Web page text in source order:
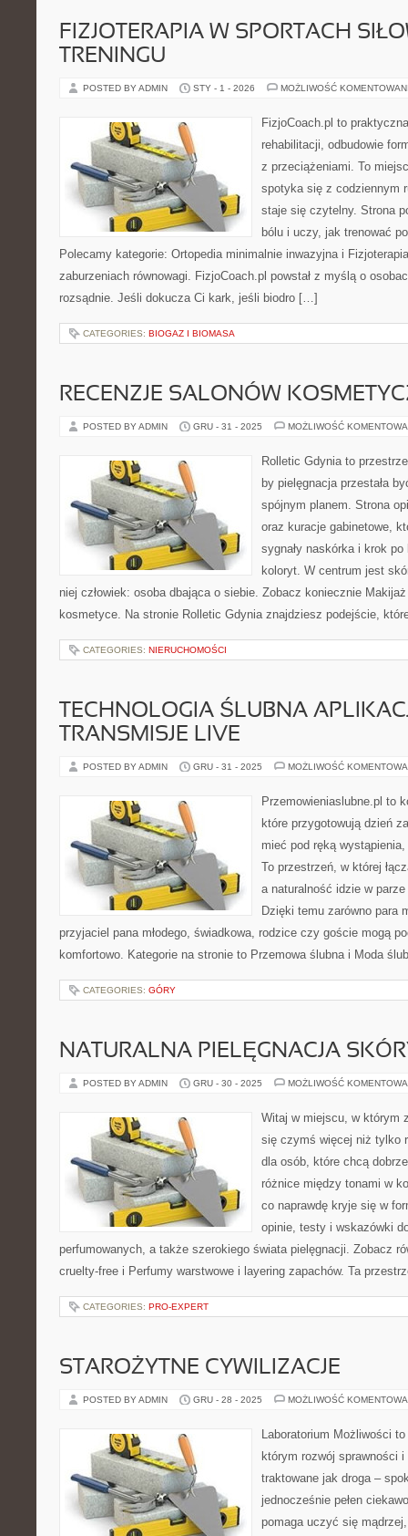
FIZJOTERAPIA W SPORTACH
TRENINGU
POSTED BY ADMIN STY - 1 - 2026 MOŻLIWOŚĆ
FizjoCoach.pl to
rehabilitacji, odbudowie
z przeciążeniami. To
spotyka się z codziennym
staje się czytelny. Strona
bólu i uczy, jak trenować
Polecamy kategorie: Ortopedia minimalnie inwazyjna i
zaburzeniach równowagi. FizjoCoach.pl powstał z myślą o
rozsądnie. Jeśli dokucza Ci kark, jeśli biodro […]
CATEGORIES: BIOGAZ I BIOMASA
RECENZJE SALONÓW
POSTED BY ADMIN GRU - 31 - 2025 MOŻLIWOŚĆ
Rolletic Gdynia to
by pielęgnacja przestała
spójnym planem. Strona
oraz kuracje gabinetowe,
sygnały naskórka i krok po
koloryt. W centrum jest
niej człowiek: osoba dbająca o siebie. Zobacz koniecznie
kosmetyce. Na stronie Rolletic Gdynia znajdziesz podejście,
CATEGORIES: NIERUCHOMOŚCI
TECHNOLOGIA ŚLUBNA
TRANSMISJE LIVE
POSTED BY ADMIN GRU - 31 - 2025 MOŻLIWOŚĆ
Przemowieniaslubne.pl to
które przygotowują dzień
mieć pod ręką
To przestrzeń, w której
a naturalność idzie w
Dzięki temu zarówno para
przyjaciel pana młodego, świadkowa, rodzice czy goście mogą
komfortowo. Kategorie na stronie to Przemowa ślubna i Moda
CATEGORIES: GÓRY
NATURALNA PIELĘGNACJA
POSTED BY ADMIN GRU - 30 - 2025 MOŻLIWOŚĆ
Witaj w miejscu, w którym
się czymś więcej niż tylko
dla osób, które chcą
różnice między tonami w
co naprawdę kryje się w
opinie, testy i wskazówki
perfumowanych, a także szerokiego świata pielęgnacji. Zobacz
cruelty-free i Perfumy warstwowe i layering zapachów. Ta
CATEGORIES: PRO-EXPERT
STAROŻYTNE CYWILIZACJE
POSTED BY ADMIN GRU - 28 - 2025 MOŻLIWOŚĆ
Laboratorium Możliwości
którym rozwój sprawności
traktowane jak droga –
jednocześnie pełen
pomaga uczyć się